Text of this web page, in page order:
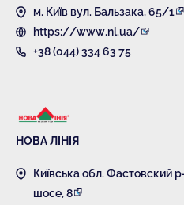
м. Київ вул. Бальзака, 65/1
https://www.nl.ua/
+38 (044) 334 63 75
НОВА ЛІНІЯ
Київська обл. Фастовский
шосе, 8